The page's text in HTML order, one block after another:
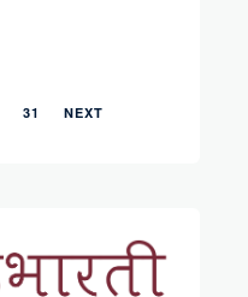
31 NEXT